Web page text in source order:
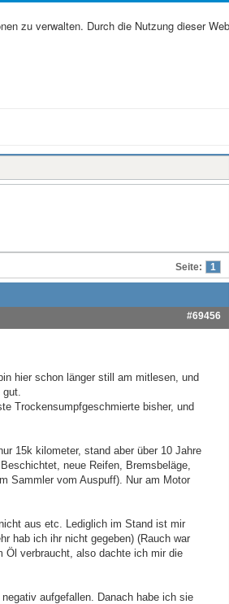
zu verwalten. Durch die Nutzung dieser
Seite: 1
#69456
hier schon länger still am mitlesen, und
Trockensumpfgeschmierte bisher, und
15k kilometer, stand aber über 10 Jahre
neue Reifen, Bremsbeläge,
Sammler vom Auspuff). Nur am Motor
aus etc. Lediglich im Stand ist mir
hab ich ihr nicht gegeben) (Rauch war
Öl verbraucht, also dachte ich mir die
aufgefallen. Danach habe ich sie